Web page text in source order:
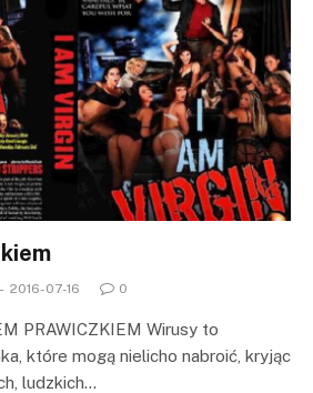
2016-07-16 0
PRAWICZKIEM Wirusy to
które mogą nielicho nabroić, kryjąc
ludzkich…